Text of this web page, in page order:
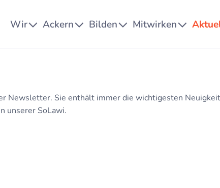
Wir Ackern Bilden Mitwirken
Newsletter. Sie enthält immer die wichtigesten
unserer SoLawi.